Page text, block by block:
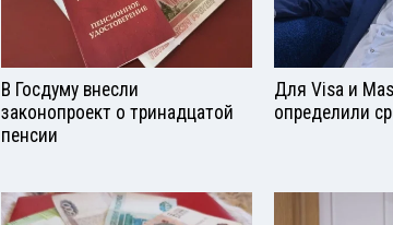
В Госдуму внесли
законопроект о тринадцатой
пенсии
Для Visа и
определили